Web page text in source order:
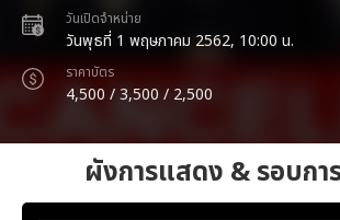
วันเปิดจำหน่าย
วันพุธที่ 1 พฤษภาคม 2562, 10:00 น.
ราคาบัตร
4,500 / 3,500 / 2,500
ผังการแสดง & รอบก